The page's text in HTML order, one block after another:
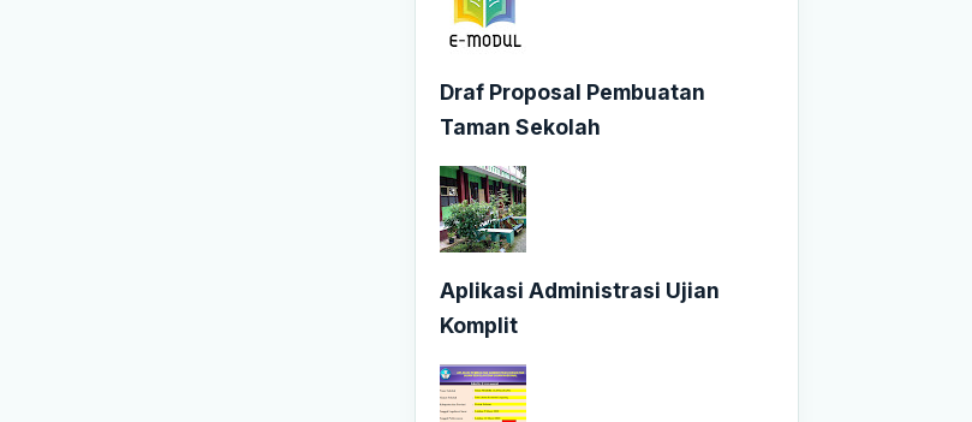
Draf Proposal Pembuatan
Taman Sekolah
Aplikasi Administrasi Ujian
Komplit